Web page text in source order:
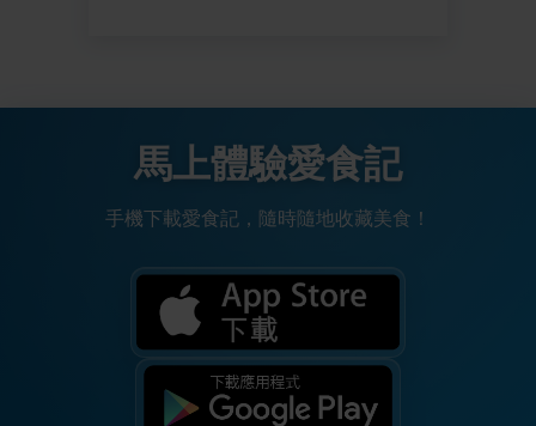
馬上體驗愛食記
手機下載愛食記，隨時隨地收藏美食！